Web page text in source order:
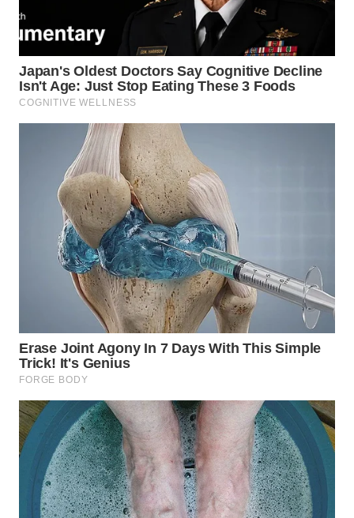
LANGKAT
WN
TAPANULI
WN
TANJUNG
LESUNG
SIMALUNGUN
WN
WN
TAPANULI
TENGAH
WN DELI